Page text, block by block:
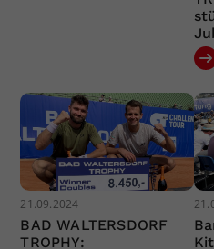
21.09.2024
BAD WALTERSDORF
TROPHY: